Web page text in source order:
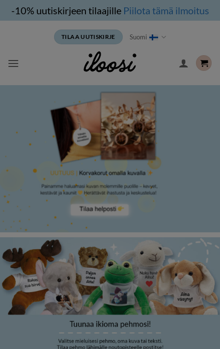
-10% uutiskirjeen tilaajille Piilota tämä ilmoitus
TILAA UUTISKIRJE Suomi